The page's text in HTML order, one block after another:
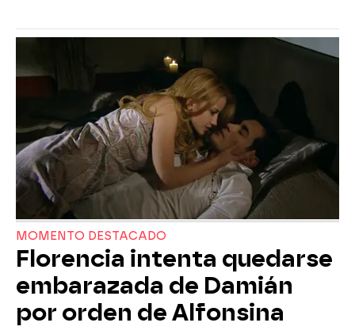
MOMENTO DESTACADO
Florencia intenta quedarse
embarazada de Damián
por orden de Alfonsina